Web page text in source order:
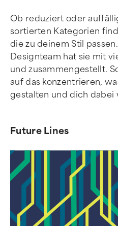
Ob reduziert oder
sortierten Kategorien
die zu deinem Stil
Designteam hat sie mit
und zusammengestellt.
auf das konzentrieren,
gestalten und dich dabei
Future Lines